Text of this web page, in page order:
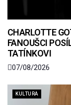
CHARLOTTE
FANOUŠCI
TATÍNKOVI
07/08/2026
KULTURA